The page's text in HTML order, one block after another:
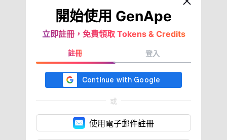
開始使用 GenApe
立即註冊，免費領取 Tokens & Credits
註冊 登入
或
使用電子郵件註冊